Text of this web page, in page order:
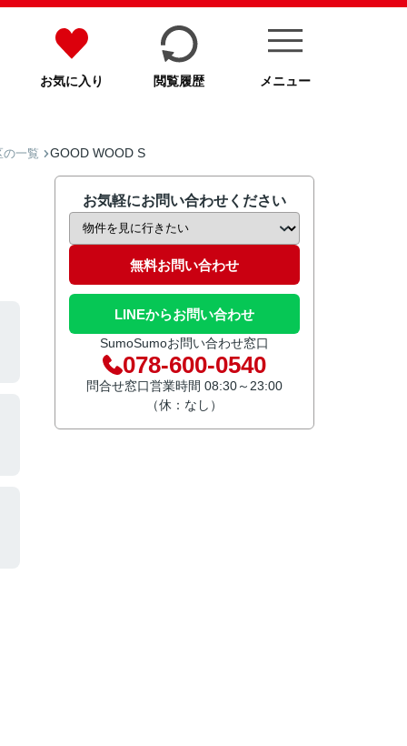
お気に入り 閲覧履歴 メニュー
の一覧 GOOD WOOD S
お気軽にお問い合わせください
無料お問い合わせ
LINEからお問い合わせ
SumoSumoお問い合わせ窓口
078-600-0540
問合せ窓口営業時間 08:30～23:00
（休：なし）